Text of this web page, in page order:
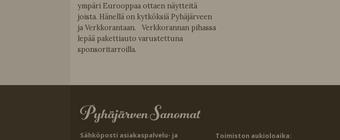
ympäri Eurooppaa ottaen näytteitä
joista. Hänellä on kytköksiä Pyhäjärveen
ja Verkkorantaan. Verkkorannan pihassa
lepää pakettiauto varustettuna
sponsoritarroilla.
Sähköposti asiakaspalvelu- ja
Toimiston aukioloaika: